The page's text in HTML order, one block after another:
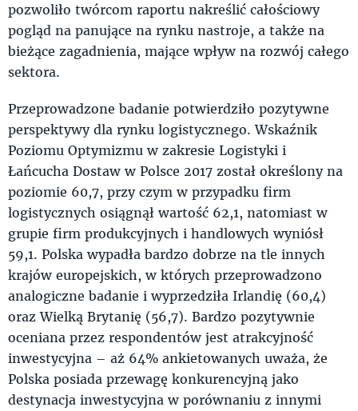
pozwoliło twórcom raportu nakreślić całościowy
pogląd na panujące na rynku nastroje, a także na
bieżące zagadnienia, mające wpływ na rozwój całego
sektora.
Przeprowadzone badanie potwierdziło pozytywne
perspektywy dla rynku logistycznego. Wskaźnik
Poziomu Optymizmu w zakresie Logistyki i
Łańcucha Dostaw w Polsce 2017 został określony na
poziomie 60,7, przy czym w przypadku firm
logistycznych osiągnął wartość 62,1, natomiast w
grupie firm produkcyjnych i handlowych wyniósł
59,1. Polska wypadła bardzo dobrze na tle innych
krajów europejskich, w których przeprowadzono
analogiczne badanie i wyprzedziła Irlandię (60,4)
oraz Wielką Brytanię (56,7). Bardzo pozytywnie
oceniana przez respondentów jest atrakcyjność
inwestycyjna – aż 64% ankietowanych uważa, że
Polska posiada przewagę konkurencyjną jako
destynacja inwestycyjna w porównaniu z innymi